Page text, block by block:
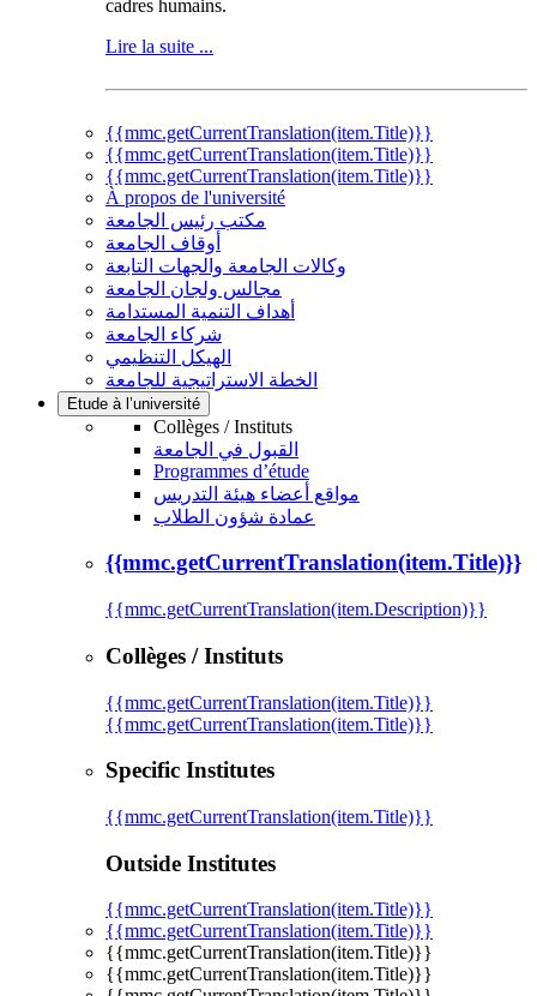
cadres humains.
Lire la suite ...
{{mmc.getCurrentTranslation(item.Title)}}
{{mmc.getCurrentTranslation(item.Title)}}
{{mmc.getCurrentTranslation(item.Title)}}
À propos de l'université
مكتب رئيس الجامعة
أوقاف الجامعة
وكالات الجامعة والجهات التابعة
مجالس ولجان الجامعة
أهداف التنمية المستدامة
شركاء الجامعة
الهيكل التنظيمي
الخطة الاستراتيجية للجامعة
Etude à l’université
Collèges / Instituts
القبول في الجامعة
Programmes d’étude
مواقع أعضاء هيئة التدريس
عمادة شؤون الطلاب
{{mmc.getCurrentTranslation(item.Title)}}
{{mmc.getCurrentTranslation(item.Description)}}
Collèges / Instituts
{{mmc.getCurrentTranslation(item.Title)}}
{{mmc.getCurrentTranslation(item.Title)}}
Specific Institutes
{{mmc.getCurrentTranslation(item.Title)}}
Outside Institutes
{{mmc.getCurrentTranslation(item.Title)}}
{{mmc.getCurrentTranslation(item.Title)}}
{{mmc.getCurrentTranslation(item.Title)}}
{{mmc.getCurrentTranslation(item.Title)}}